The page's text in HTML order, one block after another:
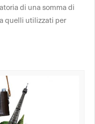
di una somma di
quelli utilizzati per